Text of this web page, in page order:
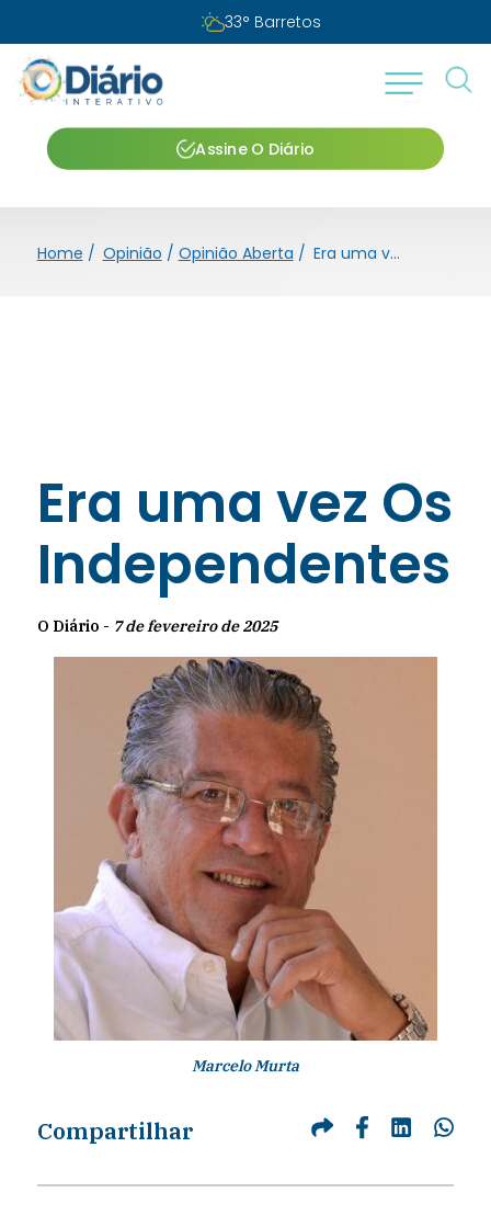
33° Barretos
Assine O Diário
Home / Opinião / Opinião Aberta / Era uma vez Os Independentes
Era uma vez Os
Independentes
O Diário - 7 de fevereiro de 2025
Marcelo Murta
Compartilhar